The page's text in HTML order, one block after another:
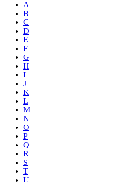
A
B
C
D
E
F
G
H
I
J
K
L
M
N
O
P
Q
R
S
T
U